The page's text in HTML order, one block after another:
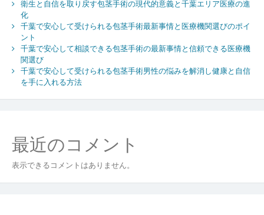
衛生と自信を取り戻す包茎手術の現代的意義と千葉エリア医療の進
化
千葉で安心して受けられる包茎手術最新事情と医療機関選びのポイ
ント
千葉で安心して相談できる包茎手術の最新事情と信頼できる医療機
関選び
千葉で安心して受けられる包茎手術男性の悩みを解消し健康と自信
を手に入れる方法
最近のコメント
表示できるコメントはありません。